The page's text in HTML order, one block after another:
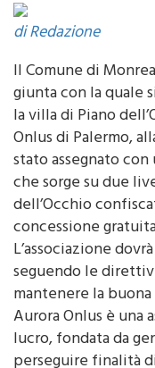
di Redazione
Il Comune di
giunta con la quale
la villa di Piano
Onlus di Palermo,
stato assegnato
che sorge su due
dell’Occhio
concessione
L’associazione
seguendo le
mantenere la
Aurora Onlus è una